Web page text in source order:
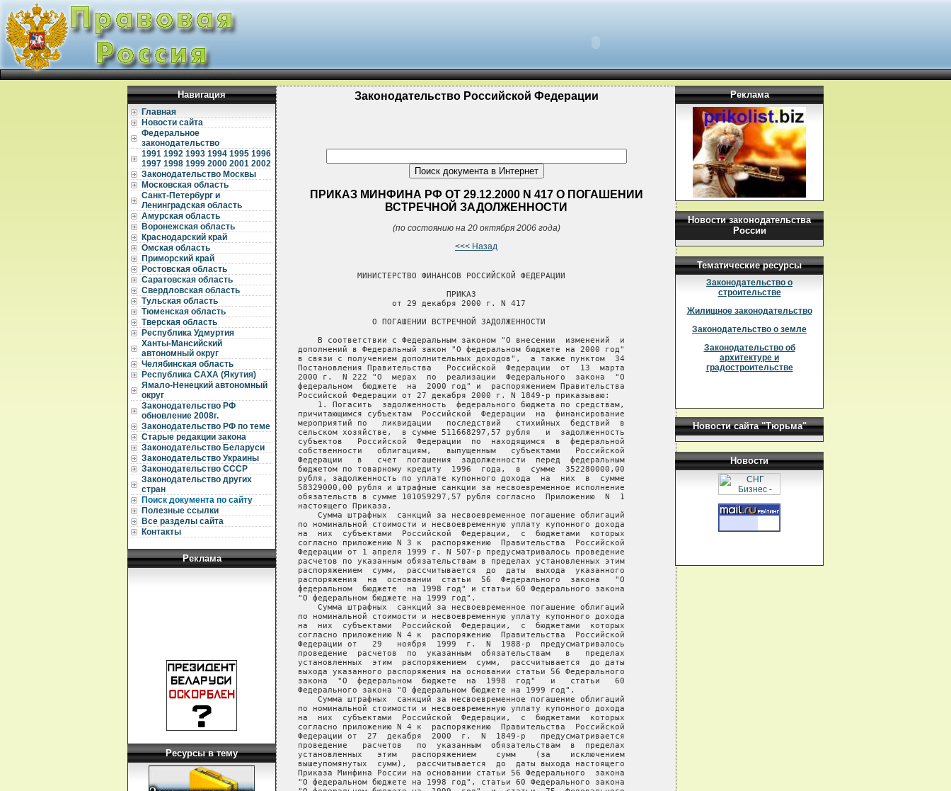
Навигация
Главная
Новости сайта
Федеральное
законодательство
1991 1992 1993 1994 1995 1996
1997 1998 1999 2000 2001 2002
Законодательство Москвы
Московская область
Санкт-Петербург и
Ленинградская область
Амурская область
Воронежская область
Краснодарский край
Омская область
Приморский край
Ростовская область
Саратовская область
Свердловская область
Тульская область
Тюменская область
Тверская область
Республика Удмуртия
Ханты-Мансийский
автономный округ
Челябинская область
Республика САХА (Якутия)
Ямало-Ненецкий автономный
округ
Законодательство РФ
обновление 2008г.
Законодательство РФ по теме
Старые редакции закона
Законодательство Беларуси
Законодательство Украины
Законодательство СССР
Законодательство других
стран
Поиск документа по сайту
Полезные ссылки
Все разделы сайта
Контакты
Реклама
Ресурсы в тему
Законодательство Российской Федерации
ПРИКАЗ МИНФИНА РФ ОТ 29.12.2000 N 417 О ПОГАШЕНИИ
ВСТРЕЧНОЙ ЗАДОЛЖЕННОСТИ
(по состоянию на 20 октября 2006 года)
<<< Назад
Реклама
Новости законодательства
России
Тематические ресурсы
Законодательство о
строительстве
Жилищное законодательство
Законодательство о земле
Законодательство об
архитектуре и
градостроительстве
Новости сайта "Тюрьма"
Новости